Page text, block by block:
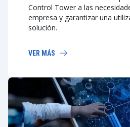
Control Tower a las
empresa y garantizar una
solución.
VER MÁS